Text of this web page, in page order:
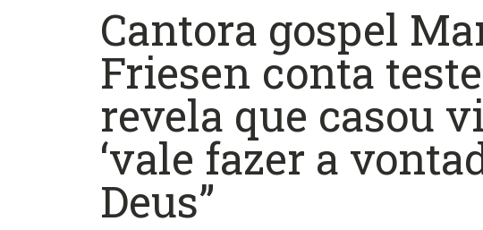
Cantora gospel
Friesen conta
revela que casou
‘vale fazer a
Deus”